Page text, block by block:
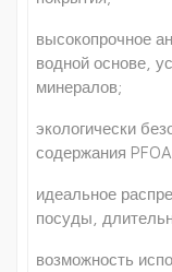
высокопрочное
водной основе,
минералов;
экологически
содержания
идеальное
посуды,
возможность